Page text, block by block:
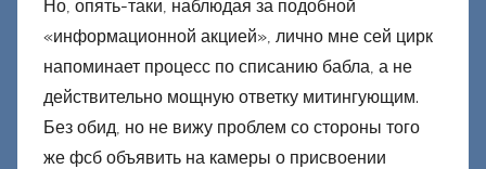
Но, опять-таки, наблюдая за подобной
«информационной акцией», лично мне сей цирк
напоминает процесс по списанию бабла, а не
действительно мощную ответку митингующим.
Без обид, но не вижу проблем со стороны того
же фсб объявить на камеры о присвоении